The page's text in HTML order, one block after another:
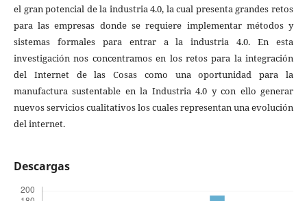
el gran potencial de la industria 4.0, la cual presenta grandes retos
para las empresas donde se requiere implementar métodos y
sistemas formales para entrar a la industria 4.0. En esta
investigación nos concentramos en los retos para la integración
del Internet de las Cosas como una oportunidad para la
manufactura sustentable en la Industria 4.0 y con ello generar
nuevos servicios cualitativos los cuales representan una evolución
del internet.
Descargas